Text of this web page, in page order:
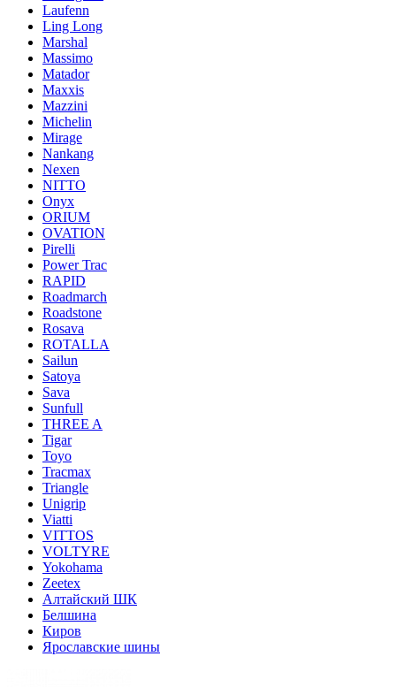
Laufenn
Ling Long
Marshal
Massimo
Matador
Maxxis
Mazzini
Michelin
Mirage
Nankang
Nexen
NITTO
Onyx
ORIUM
OVATION
Pirelli
Power Trac
RAPID
Roadmarch
Roadstone
Rosava
ROTALLA
Sailun
Satoya
Sava
Sunfull
THREE A
Tigar
Toyo
Tracmax
Triangle
Unigrip
Viatti
VITTOS
VOLTYRE
Yokohama
Zeetex
Алтайский ШК
Белшина
Киров
Ярославские шины